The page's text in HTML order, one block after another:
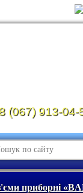
(067) 913-04-
приборні